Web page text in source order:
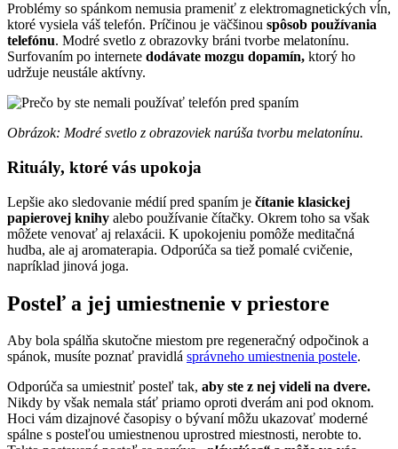
Problémy so spánkom nemusia prameniť z elektromagnetických vĺn,
ktoré vysiela váš telefón. Príčinou je väčšinou spôsob používania
telefónu. Modré svetlo z obrazovky bráni tvorbe melatonínu.
Surfovaním po internete dodávate mozgu dopamín, ktorý ho
udržuje neustále aktívny.
Obrázok: Modré svetlo z obrazoviek narúša tvorbu melatonínu.
Rituály, ktoré vás upokoja
Lepšie ako sledovanie médií pred spaním je čítanie klasickej
papierovej knihy alebo používanie čítačky. Okrem toho sa však
môžete venovať aj relaxácii. K upokojeniu pomôže meditačná
hudba, ale aj aromaterapia. Odporúča sa tiež pomalé cvičenie,
napríklad jinová joga.
Posteľ a jej umiestnenie v priestore
Aby bola spálňa skutočne miestom pre regeneračný odpočinok a
spánok, musíte poznať pravidlá správneho umiestnenia postele.
Odporúča sa umiestniť posteľ tak, aby ste z nej videli na dvere.
Nikdy by však nemala stáť priamo oproti dverám ani pod oknom.
Hoci vám dizajnové časopisy o bývaní môžu ukazovať moderné
spálne s posteľou umiestnenou uprostred miestnosti, nerobte to.